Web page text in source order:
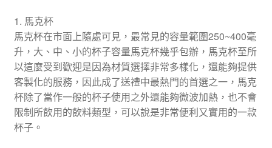
1. 馬克杯
馬克杯在市面上隨處可見，最常見的容量範圍250~400毫
升，大、中、小的杯子容量馬克杯幾乎包辦，馬克杯至所
以這麼受到歡迎是因為材質選擇非常多樣化，還能夠提供
客製化的服務，因此成了送禮中最熱門的首選之一，馬克
杯除了當作一般的杯子使用之外還能夠微波加熱，也不會
限制所飲用的飲料類型，可以說是非常便利又實用的一款
杯子。